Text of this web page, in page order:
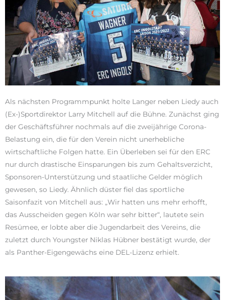
Als nächsten Programmpunkt holte Langer neben Liedy auch
(Ex-)Sportdirektor Larry Mitchell auf die Bühne. Zunächst ging
der Geschäftsführer nochmals auf die zweijährige Corona-
Belastung ein, die für den Verein nicht unerhebliche
wirtschaftliche Folgen hatte. Ein Überleben sei für den ERC
nur durch drastische Einsparungen bis zum Gehaltsverzicht,
Sponsoren-Unterstützung und staatliche Gelder möglich
gewesen, so Liedy. Ähnlich düster fiel das sportliche
Saisonfazit von Mitchell aus: „Wir hatten uns mehr erhofft,
das Ausscheiden gegen Köln war sehr bitter“, lautete sein
Resümee, er lobte aber die Jugendarbeit des Vereins, die
zuletzt durch Youngster Niklas Hübner bestätigt wurde, der
als Panther-Eigengewächs eine DEL-Lizenz erhielt.